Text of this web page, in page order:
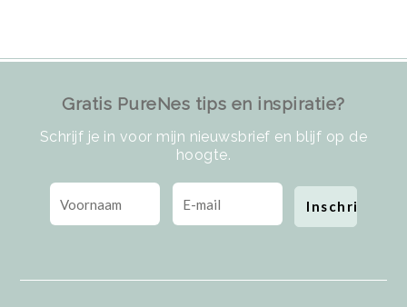
Gratis PureNes tips en inspiratie?
Schrijf je in voor mijn nieuwsbrief en blijf op de
hoogte.